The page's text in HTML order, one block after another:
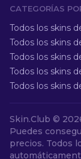
CATEGORÍAS
Todos los skins
Todos los skins
Todos los skins
Todos los skins
Todos los skins
Skin.Club ©
Puedes
precios. Todos